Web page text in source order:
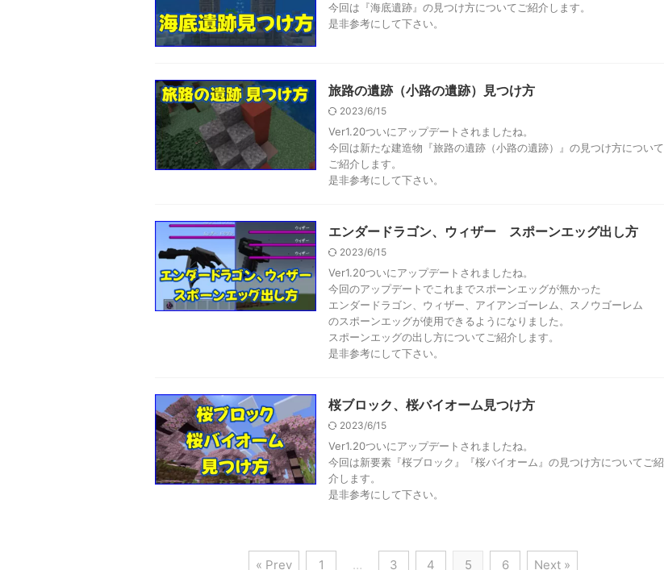
今回は『海底遺跡』の見つけ方についてご紹介します。
是非参考にして下さい。
旅路の遺跡（小路の遺跡）見つけ方
2023/6/15
Ver1.20ついにアップデートされましたね。
今回は新たな建造物『旅路の遺跡（小路の遺跡）』の見つけ方について
ご紹介します。
是非参考にして下さい。
エンダードラゴン、ウィザー スポーンエッグ出し方
2023/6/15
Ver1.20ついにアップデートされましたね。
今回のアップデートでこれまでスポーンエッグが無かった
エンダードラゴン、ウィザー、アイアンゴーレム、スノウゴーレム
のスポーンエッグが使用できるようになりました。
スポーンエッグの出し方についてご紹介します。
是非参考にして下さい。
桜ブロック、桜バイオーム見つけ方
2023/6/15
Ver1.20ついにアップデートされましたね。
今回は新要素『桜ブロック』『桜バイオーム』の見つけ方についてご紹
介します。
是非参考にして下さい。
« Prev 1 … 3 4 5 6 Next »